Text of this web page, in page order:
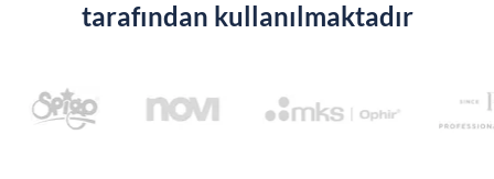
tarafından kullanılmaktadır